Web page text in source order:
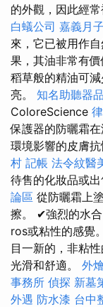
的外觀，因此經
白蟻公司 嘉義月
來，它已被用作
果，其油非常有
稻草般的精油可
亮。 知名助聽器
ColoreScience
保護器的防曬霜
環境影響的皮膚抗
村 記帳 法令紋醫
待售的化妝品或
論區 從防曬霜上
擦。 ✔強烈的水
ros或粘性的感覺
目一新的，非粘
光滑和舒適。 外
事務所 偵探 新墓
外遇 防水漆 台中